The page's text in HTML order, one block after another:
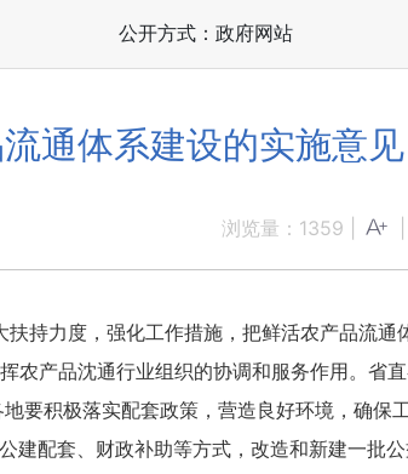
公开方式：政府网站
通体系建设的实施意见
浏览量： 1359
持力度，强化工作措施，把鲜活农产品流通
农产品沈通行业组织的协调和服务作用。省
要积极落实配套政策，营造良好环境，确保工
建配套、财政补助等方式，改造和新建一批